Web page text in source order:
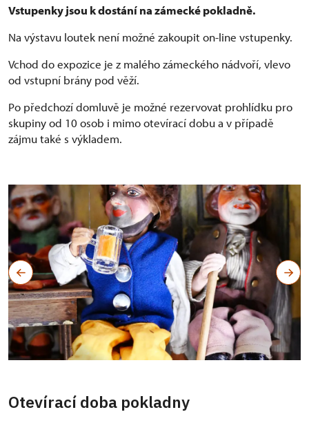
Vstupenky jsou k dostání na zámecké pokladně.
Na výstavu loutek není možné zakoupit on-line vstupenky.
Vchod do expozice je z malého zámeckého nádvoří, vlevo
od vstupní brány pod věží.
Po předchozí domluvě je možné rezervovat prohlídku pro
skupiny od 10 osob i mimo otevírací dobu a v případě
zájmu také s výkladem.
Otevírací doba pokladny